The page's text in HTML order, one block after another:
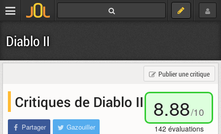
Diablo II
Publier une critique
8.88/10
142 évaluations
Critiques de Diablo II
Partager Gazouiller